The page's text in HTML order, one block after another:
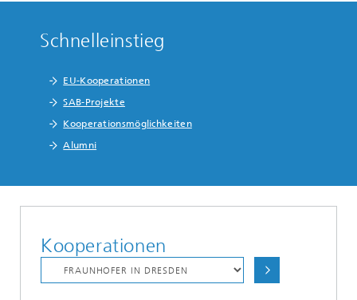
Schnelleinstieg
EU-Kooperationen
SAB-Projekte
Kooperationsmöglichkeiten
Alumni
Kooperationen